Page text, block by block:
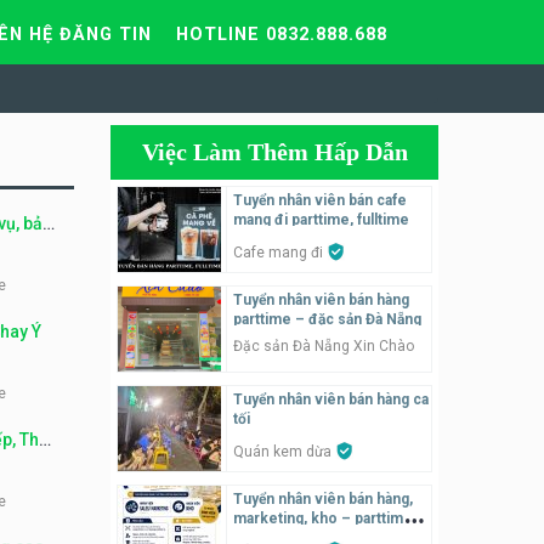
HỆ ĐĂNG TIN HOTLINE 0832.888.688
bảo
Ý
Thu
sát
Việc Làm Thêm Hấp Dẫn
Tuyển nhân viên bán cafe
mang đi parttime, fulltime
Cafe mang đi
Tuyển nhân viên bán hàng
parttime – đặc sản Đà Nẵng
Đặc sản Đà Nẵng Xin Chào
Tuyển nhân viên bán hàng ca
tối
Quán kem dừa
Tuyển nhân viên bán hàng,
marketing, kho – parttime,